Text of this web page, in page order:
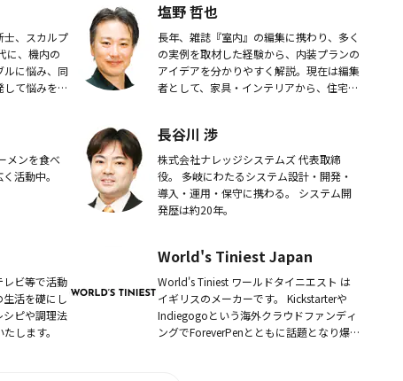
士、スカルプ
に、機内の
ルに悩み、同
て悩みを克
塩野 哲也
長年、雑誌『室内』の編集に携わり、多く
の実例を取材した経験から、内装プランの
アイデアを分かりやすく解説。現在は編集
者として、家具・インテリアから、住宅設
メンを食べ
活動中。
長谷川 渉
株式会社ナレッジシステムズ 代表取締
役。 多岐にわたるシステム設計・開発・
導入・運用・保守に携わる。 システム開
発歴は約20年。
ビ等で活動
生活を礎にし
シピや調理法
します。
World's Tiniest Japan
World's Tiniest ワールドタイニエスト は
イギリスのメーカーです。 Kickstarterや
Indiegogoという海外クラウドファンディ
ングでForeverPenとともに話題となり爆発